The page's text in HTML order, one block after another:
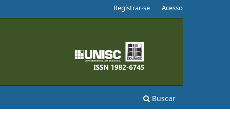
Buscar
Registrar-se Acesso